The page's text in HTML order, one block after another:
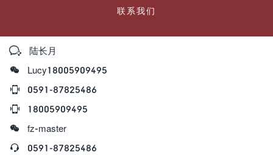
联系我们

陆长月

Lucy18005909495

0591-87825486

18005909495

fz-master

0591-87825486